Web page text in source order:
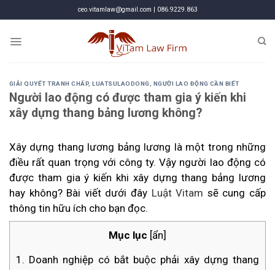
to
ceo.vitamlaw@gmail.com | 086.9229.863
GIẢI QUYẾT TRANH CHẤP,LUATSULAODONG NGƯỜI LAO ĐỘNG CẦN BIẾT
Người lao động có được tham gia ý kiến khi
xây dựng thang bảng lương không?
Xây dựng thang lương bảng lương là một trong những
điều rất quan trọng với công ty. Vậy người lao động có
được tham gia ý kiến khi xây dựng thang bảng lương
hay không? Bài viết dưới đây Luật Vitam sẽ cung cấp
thông tin hữu ích cho bạn đọc.
Mục lục [ẩn]
1. Doanh nghiệp có bắt buộc phải xây dựng thang